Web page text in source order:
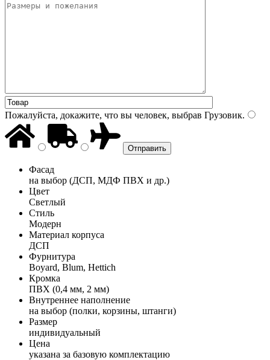
Пожалуйста, докажите, что вы человек, выбрав Грузовик.
Фасад
на выбор (ДСП, МДФ ПВХ и др.)
Цвет
Светлый
Стиль
Модерн
Материал корпуса
ДСП
Фурнитура
Boyard, Blum, Hettich
Кромка
ПВХ (0,4 мм, 2 мм)
Внутреннее наполнение
на выбор (полки, корзины, штанги)
Размер
индивидуальный
Цена
указана за базовую комплектацию